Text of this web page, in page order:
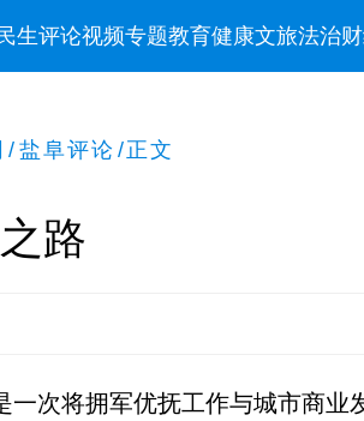
生评论视频专题教育健康文旅法治
/ 盐阜评论 /正文
路
一次将拥军优抚工作与城市商